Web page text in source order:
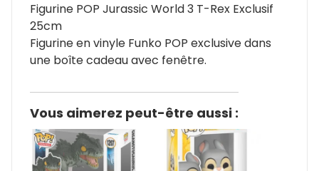
Figurine POP Jurassic World 3 T-Rex Exclusif
25cm
Figurine en vinyle Funko POP exclusive dans
une boîte cadeau avec fenêtre.
Vous aimerez peut-être aussi :